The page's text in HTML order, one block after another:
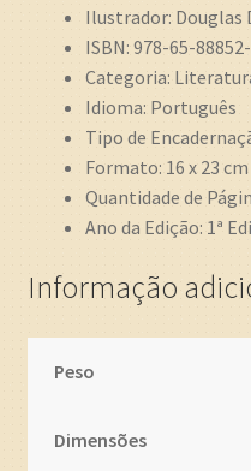
Ilustrador: Douglas
ISBN: 978-65-
Categoria:
Idioma: Português
Tipo de
Formato: 16 x 23 cm
Quantidade de
Ano da Edição: 1ª
Informação
Peso
Dimensões